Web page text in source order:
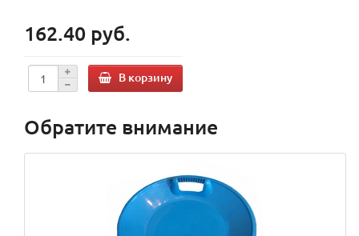
162.40 руб.
В корзину
Обратите внимание